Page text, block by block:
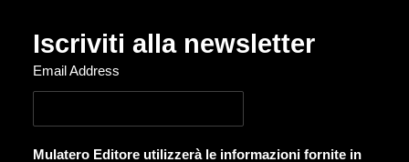
Iscriviti alla newsletter
Email Address
Mulatero Editore utilizzerà le informazioni fornite in